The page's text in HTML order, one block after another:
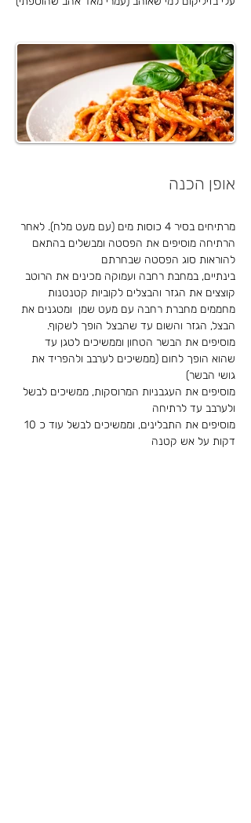
אופן הכנה
מרתיחים בסיר 4 כוסות מים (עם מעט מלח). לאחר
הרתיחה מוסיפים את הפסטה ומבשלים בהתאם
להוראות סוג הפסטה שבחרתם
בינתיים, במחבת רחבה ועמוקה מכינים את הרוטב
קוצצים את הגזר והבצלים לקוביות קטנטנות
מחממים מחברת רחבה עם מעט שמן  ומטגנים את
הבצל, הגזר והשום עד שהבצל הופך לשקוף.
מוסיפים את הבשר הטחון וממשיכים לטגן עד
שהוא הופך לחום (ממשיכים לערבב ולהפריד את
גושי הבשר)
מוסיפים את העגבניות המרוסקות, ממשיכים לבשל
ולערבב עד לרתיחה
דקות על אש קטנה